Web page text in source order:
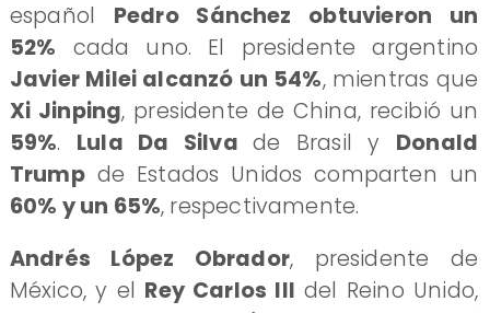
español Pedro Sánchez obtuvieron un
52% cada uno. El presidente argentino
Javier Milei alcanzó un 54%, mientras que
Xi Jinping, presidente de China, recibió un
59%. Lula Da Silvade Brasil y Donald
Trumpde Estados Unidos comparten un
60% y un 65%, respectivamente.
​Andrés López Obrador, presidente de
México, y el Rey Carlos III del Reino Unido,